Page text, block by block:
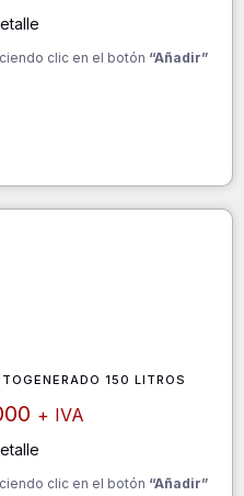
clic en el botón “Añadir”
150 LITROS
+ IVA
clic en el botón “Añadir”